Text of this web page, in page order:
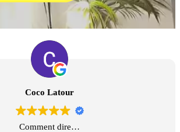
Coco Latour
Comment dire…